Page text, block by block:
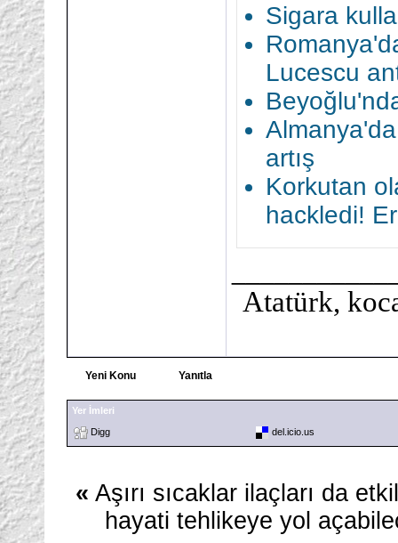
Sigara
Lucescu
artış
Korkutan
hackledi!
Atatürk,
Yeni Konu Yanıtla
Yer İmleri
Digg
del.icio.us
« Aşırı sıcaklar ilaçları da
hayati tehlikeye yol